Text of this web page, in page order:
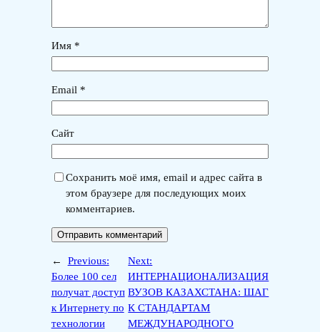
Имя *
Email *
Сайт
Сохранить моё имя, email и адрес сайта в
этом браузере для последующих моих
комментариев.
←
Previous:
Более 100 сел
получат доступ
к Интернету по
технологии
Next:
ИНТЕРНАЦИОНАЛИЗАЦИЯ
ВУЗОВ КАЗАХСТАНА: ШАГ
К СТАНДАРТАМ
МЕЖДУНАРОДНОГО